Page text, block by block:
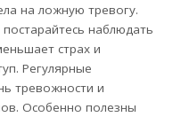
на ложную тревогу.
наблюдать
страх и
Регулярные
тревожности и
Особенно полезны